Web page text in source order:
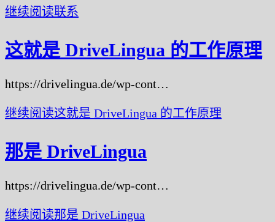
继续阅读联系
这就是 DriveLingua 的工作原理
https://drivelingua.de/wp-cont…
继续阅读这就是 DriveLingua 的工作原理
那是 DriveLingua
https://drivelingua.de/wp-cont…
继续阅读那是 DriveLingua